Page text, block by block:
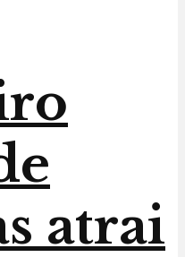
atrai